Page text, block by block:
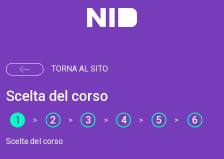
TORNA AL SITO
Scelta del corso
1 > 2 > 3 > 4 > 5 > 6
Scelta del corso